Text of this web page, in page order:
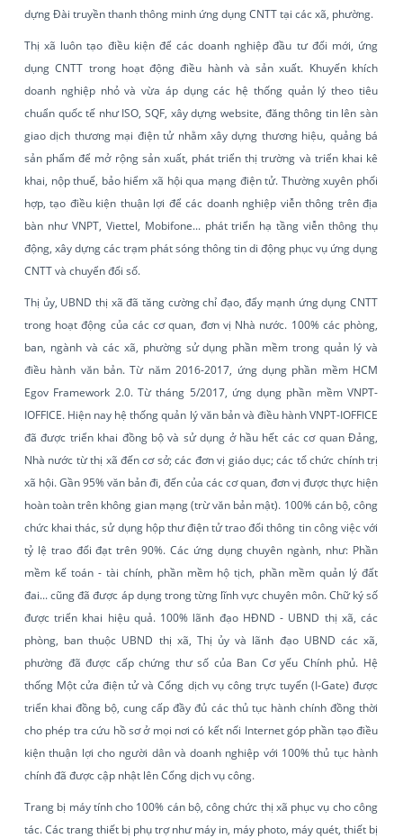
dựng Đài truyền thanh thông minh ứng dụng CNTT tại các xã, phường.
Thị xã luôn tạo điều kiện để các doanh nghiệp đầu tư đổi mới, ứng
dụng CNTT trong hoạt động điều hành và sản xuất. Khuyến khích
doanh nghiệp nhỏ và vừa áp dụng các hệ thống quản lý theo tiêu
chuẩn quốc tế như ISO, SQF, xây dựng website, đăng thông tin lên sàn
giao dịch thương mại điện tử nhằm xây dựng thương hiệu, quảng bá
sản phẩm để mở rộng sản xuất, phát triển thị trường và triển khai kê
khai, nộp thuế, bảo hiểm xã hội qua mạng điện tử. Thường xuyên phối
hợp, tạo điều kiện thuận lợi để các doanh nghiệp viễn thông trên địa
bàn như VNPT, Viettel, Mobifone... phát triển hạ tầng viễn thông thụ
động, xây dựng các trạm phát sóng thông tin di động phục vụ ứng dụng
CNTT và chuyển đổi số.
Thị ủy, UBND thị xã đã tăng cường chỉ đạo, đẩy mạnh ứng dụng CNTT
trong hoạt động của các cơ quan, đơn vị Nhà nước. 100% các phòng,
ban, ngành và các xã, phường sử dụng phần mềm trong quản lý và
điều hành văn bản. Từ năm 2016-2017, ứng dụng phần mềm HCM
Egov Framework 2.0. Từ tháng 5/2017, ứng dụng phần mềm VNPT-
IOFFICE. Hiện nay hệ thống quản lý văn bản và điều hành VNPT-IOFFICE
đã được triển khai đồng bộ và sử dụng ở hầu hết các cơ quan Đảng,
Nhà nước từ thị xã đến cơ sở; các đơn vị giáo dục; các tổ chức chính trị
xã hội. Gần 95% văn bản đi, đến của các cơ quan, đơn vị được thực hiện
hoàn toàn trên không gian mạng (trừ văn bản mật). 100% cán bộ, công
chức khai thác, sử dụng hộp thư điện tử trao đổi thông tin công việc với
tỷ lệ trao đổi đạt trên 90%. Các ứng dụng chuyên ngành, như: Phần
mềm kế toán - tài chính, phần mềm hộ tịch, phần mềm quản lý đất
đai... cũng đã được áp dụng trong từng lĩnh vực chuyên môn. Chữ ký số
được triển khai hiệu quả. 100% lãnh đạo HĐND - UBND thị xã, các
phòng, ban thuộc UBND thị xã, Thị ủy và lãnh đạo UBND các xã,
phường đã được cấp chứng thư số của Ban Cơ yếu Chính phủ. Hệ
thống Một cửa điện tử và Cổng dịch vụ công trực tuyến (I-Gate) được
triển khai đồng bộ, cung cấp đầy đủ các thủ tục hành chính đồng thời
cho phép tra cứu hồ sơ ở mọi nơi có kết nối Internet góp phần tạo điều
kiện thuận lợi cho người dân và doanh nghiệp với 100% thủ tục hành
chính đã được cập nhật lên Cổng dịch vụ công.
Trang bị máy tính cho 100% cán bộ, công chức thị xã phục vụ cho công
tác. Các trang thiết bị phụ trợ như máy in, máy photo, máy quét, thiết bị